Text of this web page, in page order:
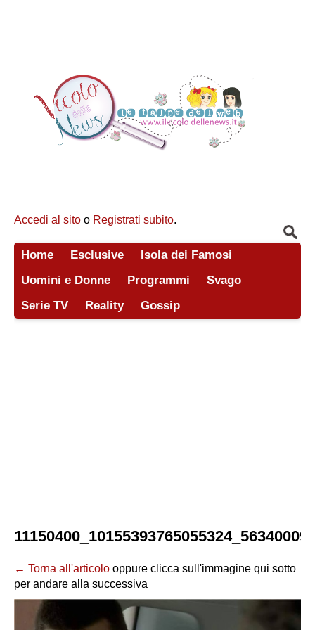
Accedi al sito o Registrati subito.
Home Esclusive
Isola dei Famosi
Uomini e Donne
Programmi
Svago
Serie TV
Reality Gossip
← Torna all'articolo oppure clicca sull'immagine qui sotto
per andare alla successiva